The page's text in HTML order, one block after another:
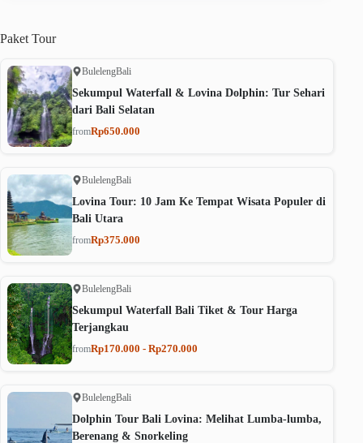
Paket Tour
BulelengBali
Sekumpul Waterfall & Lovina Dolphin: Tur Sehari
dari Bali Selatan
fromRp650.000
BulelengBali
Lovina Tour: 10 Jam Ke Tempat Wisata Populer di
Bali Utara
fromRp375.000
BulelengBali
Sekumpul Waterfall Bali Tiket & Tour Harga
Terjangkau
fromRp170.000 - Rp270.000
BulelengBali
Dolphin Tour Bali Lovina: Melihat Lumba-lumba,
Berenang & Snorkeling